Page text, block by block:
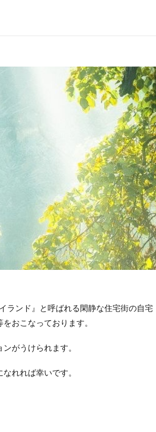
ランド』と呼ばれる閑静な住宅街の自宅
おこなっております。
がうけられます。
れれば幸いです。